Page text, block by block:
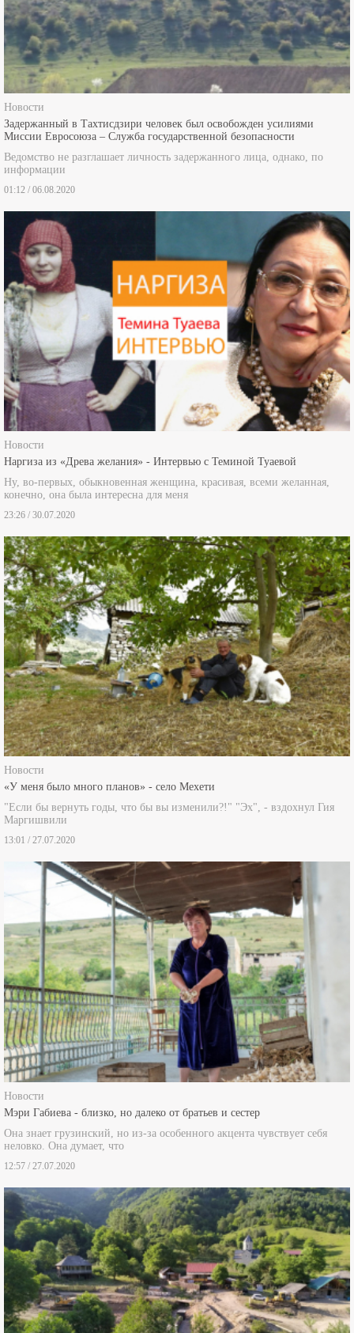
Новости
Задержанный в Тахтисдзири человек был освобожден усилиями
Миссии Евросоюза – Служба государственной безопасности
Ведомство не разглашает личность задержанного лица, однако, по
информации
01:12 / 06.08.2020
Новости
Наргиза из «Древа желания» - Интервью с Теминой Туаевой
Ну, во-первых, обыкновенная женщина, красивая, всеми желанная,
конечно, она была интересна для меня
23:26 / 30.07.2020
Новости
«У меня было много планов» - село Мехети
"Если бы вернуть годы, что бы вы изменили?!" "Эх", - вздохнул Гия
Маргишвили
13:01 / 27.07.2020
Новости
Мэри Габиева - близко, но далеко от братьев и сестер
Она знает грузинский, но из-за особенного акцента чувствует себя
неловко. Она думает, что
12:57 / 27.07.2020